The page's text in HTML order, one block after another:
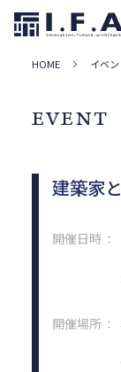
HOME イベ
EVENT
建築家
開催日時 ：
開催場所 ：